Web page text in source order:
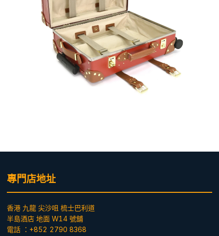
專門店地址
香港 九龍 尖沙咀 梳士巴利道
半島酒店 地面 W14 號舖
電話 ：+852 2790 8368